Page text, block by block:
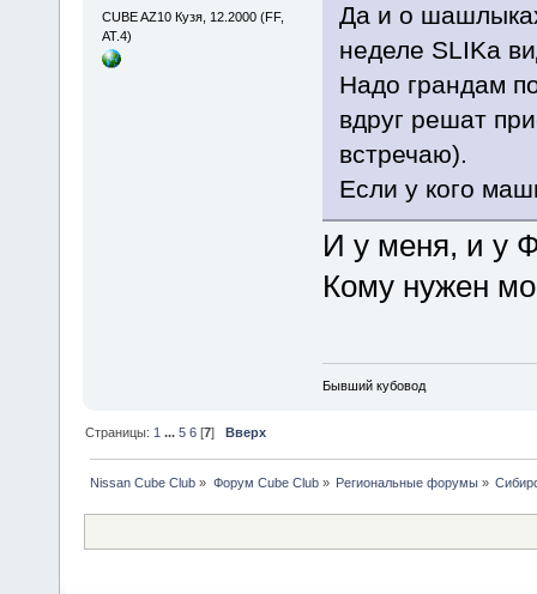
CUBE AZ10 Кузя, 12.2000 (FF,
АТ.4)
Да и о
неделе SLIKa
Надо грандам
вдруг решат
встречаю).
Если у кого
И у меня, и у
Кому нужен
Бывший кубовод
Страницы: 1 ...5 6 [7]Вверх
Nissan Cube Club » Форум Cube Club» Региональные форумы»